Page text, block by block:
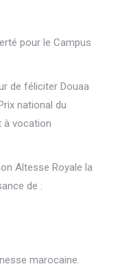
pour le Campus
de féliciter Douaa
national du
à vocation
Altesse Royale la
de :
marocaine.